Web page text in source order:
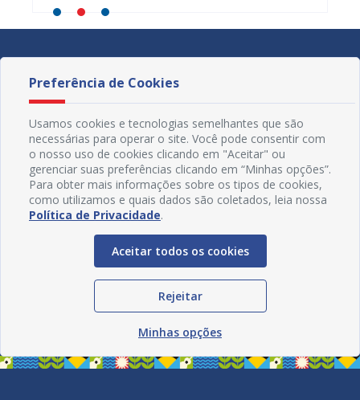
Preferência de Cookies
Usamos cookies e tecnologias semelhantes que são
necessárias para operar o site. Você pode consentir com
o nosso uso de cookies clicando em "Aceitar" ou
gerenciar suas preferências clicando em “Minhas opções”.
Para obter mais informações sobre os tipos de cookies,
como utilizamos e quais dados são coletados, leia nossa
Política de Privacidade.
Aceitar todos os cookies
Rejeitar
Minhas opções